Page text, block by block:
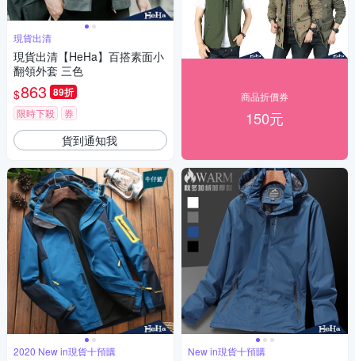
現貨出清
現貨出清【HeHa】百搭素面小
翻領外套 三色
$863 89折
限時下殺 券
貨到通知我
2020 New in現貨十預購
商品折價券
150元
New in現貨十預購